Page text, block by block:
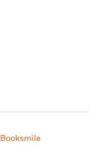
Booksmile